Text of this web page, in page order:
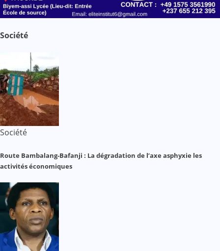
Société
Société
Route Bambalang-Bafanji : La dégradation de l’axe asphyxie les
activités économiques